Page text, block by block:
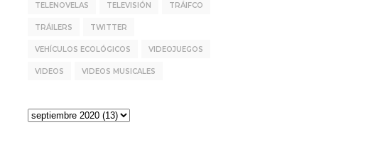
TELENOVELAS TELEVISIÓN TRÁIFCO
TRÁILERS TWITTER
VEHÍCULOS ECOLÓGICOS VIDEOJUEGOS
VIDEOS VIDEOS MUSICALES